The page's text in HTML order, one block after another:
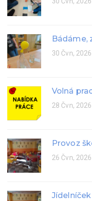
Bádáme,
30 Čvn, 2026
Volná
28 Čvn, 2026
Provoz
26 Čvn, 2026
Jídelníček